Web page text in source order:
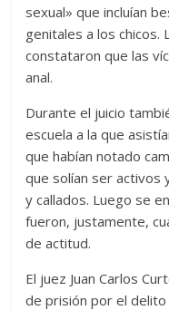
sexual» que incluían
genitales a los chicos.
constataron que las
anal.
Durante el juicio
escuela a la que
que habían notado
que solían ser activos
y callados. Luego se
fueron, justamente,
de actitud.
El juez Juan Carlos
de prisión por el